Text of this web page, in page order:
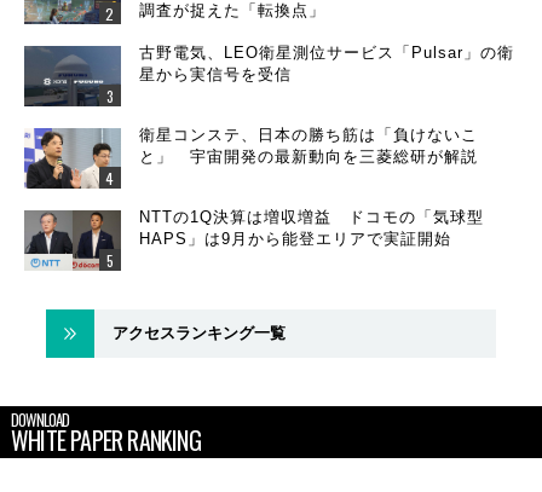
調査が捉えた「転換点」
古野電気、LEO衛星測位サービス「Pulsar」の衛
星から実信号を受信
衛星コンステ、日本の勝ち筋は「負けないこ
と」 宇宙開発の最新動向を三菱総研が解説
NTTの1Q決算は増収増益 ドコモの「気球型
HAPS」は9月から能登エリアで実証開始
アクセスランキング一覧
DOWNLOAD
WHITE PAPER RANKING